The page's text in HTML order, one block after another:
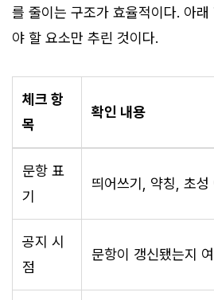
를 줄이는 구조가 효율적이다. 아래
야 할 요소만 추린 것이다.
체크 항
목
확인 내용
문항 표
기
띄어쓰기, 약칭, 초성
공지 시
점
문항이 갱신됐는지